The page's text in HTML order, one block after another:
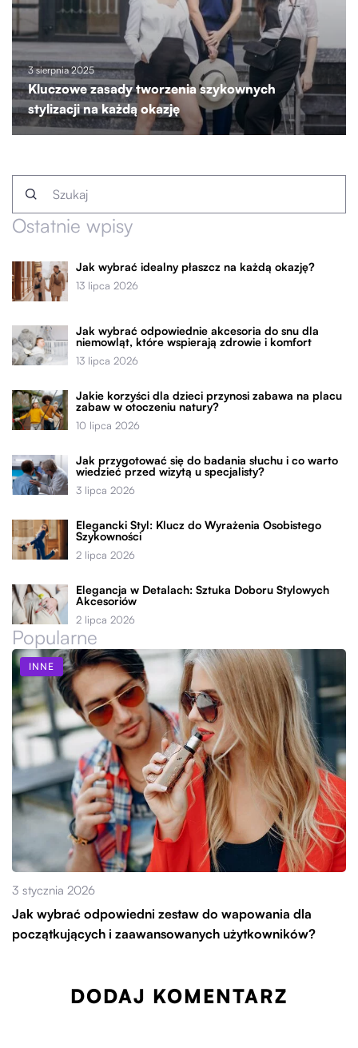
3 sierpnia 2025
Kluczowe zasady tworzenia szykownych
stylizacji na każdą okazję
Ostatnie wpisy
Jak wybrać idealny płaszcz na każdą okazję?
13 lipca 2026
Jak wybrać odpowiednie akcesoria do snu dla
niemowląt, które wspierają zdrowie i komfort
13 lipca 2026
Jakie korzyści dla dzieci przynosi zabawa na placu
zabaw w otoczeniu natury?
10 lipca 2026
Jak przygotować się do badania słuchu i co warto
wiedzieć przed wizytą u specjalisty?
3 lipca 2026
Elegancki Styl: Klucz do Wyrażenia Osobistego
Szykowności
2 lipca 2026
Elegancja w Detalach: Sztuka Doboru Stylowych
Akcesoriów
2 lipca 2026
Popularne
INNE
3 stycznia 2026
Jak wybrać odpowiedni zestaw do wapowania dla
początkujących i zaawansowanych użytkowników?
DODAJ KOMENTARZ